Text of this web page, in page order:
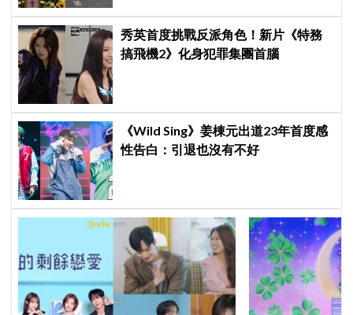
秀英首度挑戰反派角色！新片《特務
搞飛機2》化身犯罪集團首腦
《Wild Sing》姜棟元出道23年首度感
性告白：引退也沒有不好